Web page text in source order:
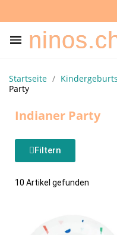
Startseite
Party
Indianer Party
Filtern
10 Artikel gefunden